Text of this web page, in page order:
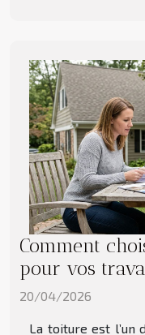
Comment
pour vos
20/04/2026
La toiture est l’un